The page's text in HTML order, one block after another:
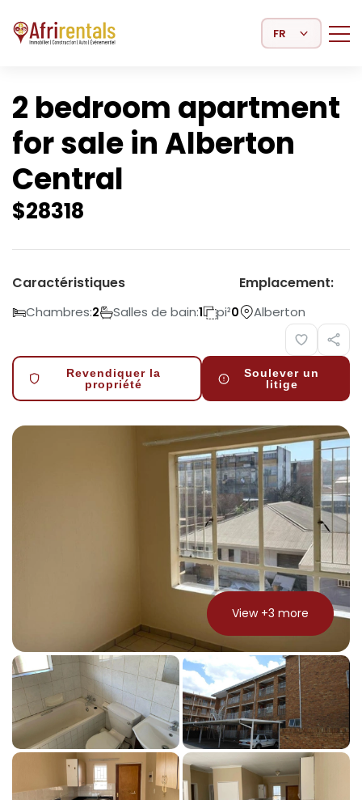
Select Language
2 bedroom apartment
for sale in Alberton
Central
$28318
Caractéristiques
Chambres:2 Salles de bain:1 pi²0
Emplacement:
Alberton
Revendiquer la
propriété
Soulever un
litige
View +3 more